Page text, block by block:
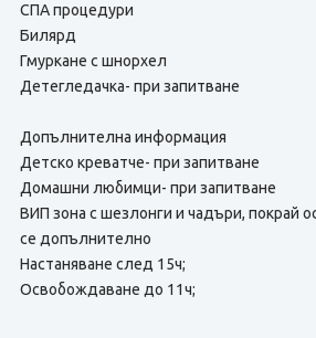
СПА процедури
Билярд
Гмуркане с шнорхел
Детегледачка- при запитване
Допълнителна информация
Детско креватче- при запитване
Домашни любимци- при запитване
ВИП зона с шезлонги и чадъри, покрай
се допълнително
Настаняване след 15ч;
Освобождаване до 11ч;